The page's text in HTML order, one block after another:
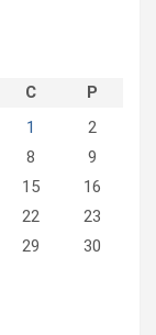
C
P
1
2
8
9
15
16
22
23
29
30